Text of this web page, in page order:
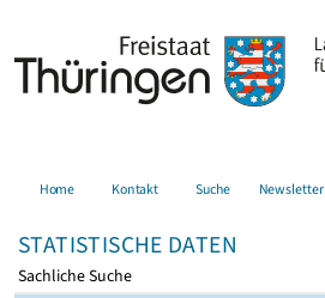
Home Kontakt Suche Newsletter
STATISTISCHE DATEN
Sachliche Suche